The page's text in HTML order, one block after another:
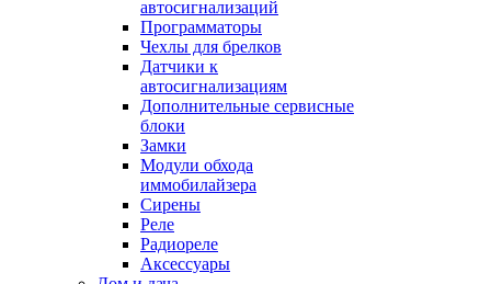
автосигнализаций
Программаторы
Чехлы для брелков
Датчики к
автосигнализациям
Дополнительные сервисные
блоки
Замки
Модули обхода
иммобилайзера
Сирены
Реле
Радиореле
Аксессуары